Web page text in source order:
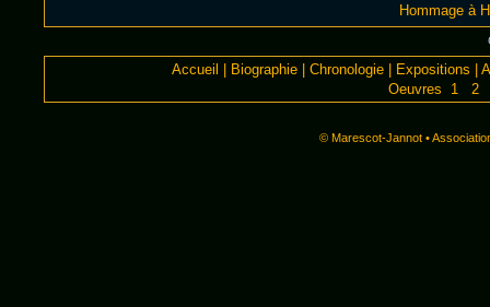
Hommage à
Accueil Biographie| Chronologie| Expositions
Oeuvres 1
2
© Marescot-Jannot •